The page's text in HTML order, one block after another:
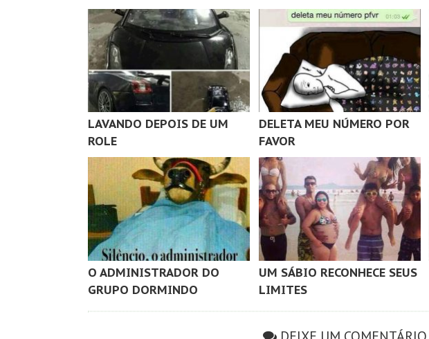
LAVANDO DEPOIS DE UM
ROLE
DELETA MEU NÚMERO POR
FAVOR
O ADMINISTRADOR DO
GRUPO DORMINDO
UM SÁBIO RECONHECE SEUS
LIMITES